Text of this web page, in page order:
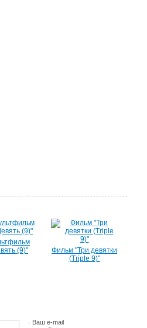
(9)"
Фильм "Три девятки
(Triple 9)"
Ваш e-mail